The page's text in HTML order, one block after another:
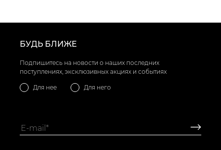
БУДЬ БЛИЖЕ
Подпишитесь на новости о наших последних
поступлениях, эксклюзивных акциях и событиях
Для нее Для него